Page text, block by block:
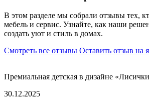
В этом разделе мы собрали отзывы тех,
мебель и сервис. Узнайте, как наши
создать уют и стиль в домах.
Смотреть все отзывы Оставить отзыв на
Премиальная детская в дизайне
30.12.2025